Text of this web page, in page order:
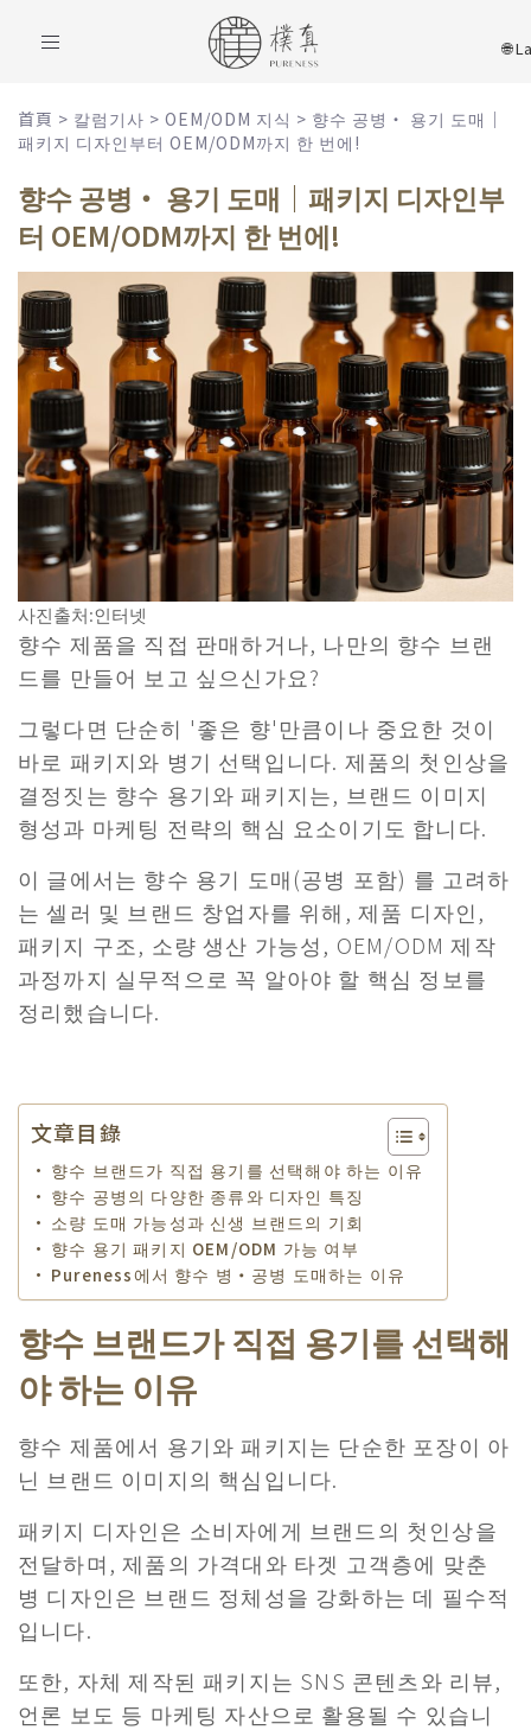
Toggle
首頁 > 칼럼기사 > OEM/ODM 지식 > 향수 공병・ 용기 도매｜
패키지 디자인부터 OEM/ODM까지 한 번에!
향수 공병・ 용기 도매｜패키지 디자인부
터 OEM/ODM까지 한 번에!
사진출처:인터넷
향수 제품을 직접 판매하거나, 나만의 향수 브랜
드를 만들어 보고 싶으신가요?
​그렇다면 단순히 '좋은 향'만큼이나 중요한 것이
바로 패키지와 병기 선택입니다. 제품의 첫인상을
결정짓는 향수 용기와 패키지는, 브랜드 이미지
형성과 마케팅 전략의 핵심 요소이기도 합니다.
​이 글에서는 향수 용기 도매(공병 포함) 를 고려하
는 셀러 및 브랜드 창업자를 위해, 제품 디자인,
패키지 구조, 소량 생산 가능성, OEM/ODM 제작
과정까지 실무적으로 꼭 알아야 할 핵심 정보를
정리했습니다.
文章目錄
향수 브랜드가 직접 용기를 선택해야 하는 이유
향수 공병의 다양한 종류와 디자인 특징
소량 도매 가능성과 신생 브랜드의 기회
향수 용기 패키지 OEM/ODM 가능 여부
Pureness에서 향수 병・공병 도매하는 이유
향수 브랜드가 직접 용기를 선택해
야 하는 이유
향수 제품에서 용기와 패키지는 단순한 포장이 아
닌 브랜드 이미지의 핵심입니다.
패키지 디자인은 소비자에게 브랜드의 첫인상을
전달하며, 제품의 가격대와 타겟 고객층에 맞춘
병 디자인은 브랜드 정체성을 강화하는 데 필수적
입니다.
또한, 자체 제작된 패키지는 SNS 콘텐츠와 리뷰,
언론 보도 등 마케팅 자산으로 활용될 수 있습니